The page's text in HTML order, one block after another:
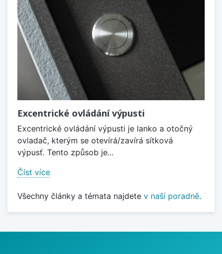
Excentrické ovládání výpusti
Excentrické ovládání výpusti je lanko a otočný
ovladač, kterým se otevírá/zavírá sítková
výpusť. Tento způsob je...
Číst více
Všechny články a témata najdete v naší poradně.